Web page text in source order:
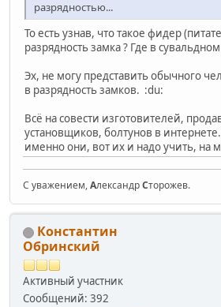
разрядностью...
То есть узнав, что такое фидер
разрядность замка ? Где в
Эх, не могу представить обычного
в разрядность замков. :du:
Всё на совести изготовителей,
установщиков, болтунов в интернете.
именно они, вот их и надо учить, на
С уважением,АлександрСторожев.
Константин
Обринский
Активный участник
Сообщений: 392